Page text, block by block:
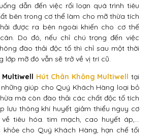
dẫn đến việc rối loạn quá trình tiêu
bên trong cơ thể làm cho mỡ thừa tích
được ra bên ngoài khiến cho cơ thế
Do đó, nếu chỉ chú trọng đến việc
đào thải độc tố thì chỉ sau một thời
lớp mỡ đó vẫn sẽ trở về vị trí cũ.
Multiwell Hút Chân Không Multiwell tại
giúp cho Quý Khách Hàng loại bỏ
mà còn đào thải các chất độc tố tích
lưu thông khí huyết giảm thiểu nguy cơ
tiêu hóa. tim mạch, cao huyết áp,…
cho Quý Khách Hàng, hạn chế tối